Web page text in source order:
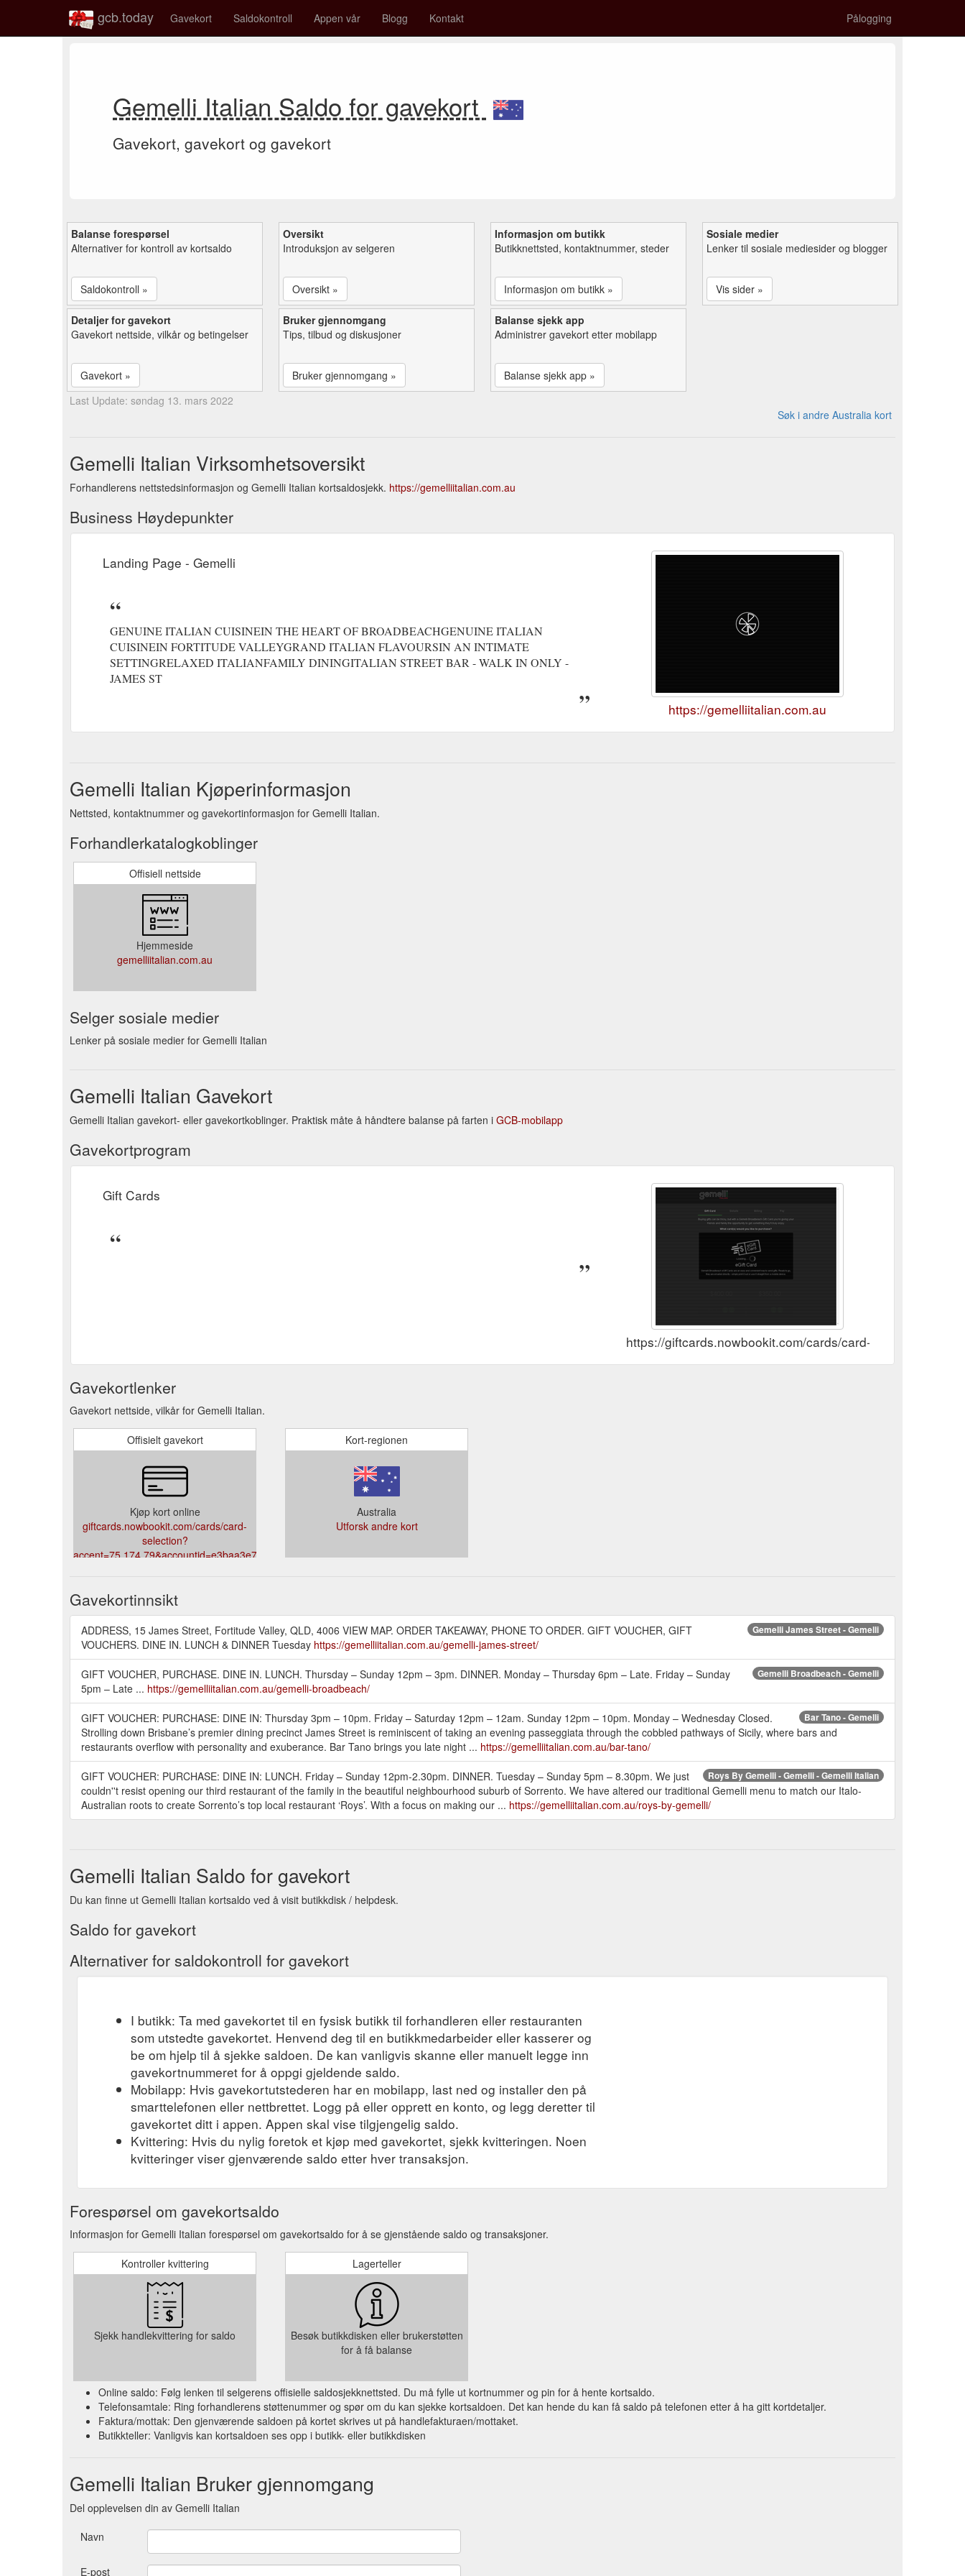
gcb.today Gavekort Saldokontroll Appen vår Blogg Kontakt Pålogging
Gemelli Italian Saldo for gavekort
Gavekort, gavekort og gavekort
Balanse forespørsel
Alternativer for kontroll av kortsaldo
Saldokontroll »
Oversikt
Introduksjon av selgeren
Oversikt »
Informasjon om butikk
Butikknettsted, kontaktnummer, steder
Informasjon om butikk »
Sosiale medier
Lenker til sosiale mediesider og blogger
Vis sider »
Detaljer for gavekort
Gavekort nettside, vilkår og betingelser
Gavekort »
Bruker gjennomgang
Tips, tilbud og diskusjoner
Bruker gjennomgang »
Balanse sjekk app
Administrer gavekort etter mobilapp
Balanse sjekk app »
Last Update: søndag 13. mars 2022
Søk i andre Australia kort
Gemelli Italian Virksomhetsoversikt
Forhandlerens nettstedsinformasjon og Gemelli Italian kortsaldosjekk. https://gemelliitalian.com.au
Business Høydepunkter
Landing Page - Gemelli
GENUINE ITALIAN CUISINEIN THE HEART OF BROADBEACHGENUINE ITALIAN
CUISINEIN FORTITUDE VALLEYGRAND ITALIAN FLAVOURSIN AN INTIMATE
SETTINGRELAXED ITALIANFAMILY DININGITALIAN STREET BAR - WALK IN ONLY -
JAMES ST
https://gemelliitalian.com.au
Gemelli Italian Kjøperinformasjon
Nettsted, kontaktnummer og gavekortinformasjon for Gemelli Italian.
Forhandlerkatalogkoblinger
Offisiell nettside
Hjemmeside
gemelliitalian.com.au
Selger sosiale medier
Lenker på sosiale medier for Gemelli Italian
Gemelli Italian Gavekort
Gemelli Italian gavekort- eller gavekortkoblinger. Praktisk måte å håndtere balanse på farten i GCB-mobilapp
Gavekortprogram
Gift Cards
https://giftcards.nowbookit.com/cards/card-
Gavekortlenker
Gavekort nettside, vilkår for Gemelli Italian.
Offisielt gavekort
Kjøp kort online
giftcards.nowbookit.com/cards/card-
selection?
accent=75,174,79&accountid=e3baa3e7-
Kort-regionen
Australia
Utforsk andre kort
Gavekortinnsikt
Gemelli James Street - Gemelli
ADDRESS, 15 James Street, Fortitude Valley, QLD, 4006 VIEW MAP. ORDER TAKEAWAY, PHONE TO ORDER. GIFT VOUCHER, GIFT
VOUCHERS. DINE IN. LUNCH & DINNER Tuesday https://gemelliitalian.com.au/gemelli-james-street/
Gemelli Broadbeach - Gemelli
GIFT VOUCHER, PURCHASE. DINE IN. LUNCH. Thursday – Sunday 12pm – 3pm. DINNER. Monday – Thursday 6pm – Late. Friday – Sunday
5pm – Late ... https://gemelliitalian.com.au/gemelli-broadbeach/
Bar Tano - Gemelli
GIFT VOUCHER: PURCHASE: DINE IN: Thursday 3pm – 10pm. Friday – Saturday 12pm – 12am. Sunday 12pm – 10pm. Monday – Wednesday Closed.
Strolling down Brisbane’s premier dining precinct James Street is reminiscent of taking an evening passeggiata through the cobbled pathways of Sicily, where bars and
restaurants overflow with personality and exuberance. Bar Tano brings you late night ... https://gemelliitalian.com.au/bar-tano/
Roys By Gemelli - Gemelli - Gemelli Italian
GIFT VOUCHER: PURCHASE: DINE IN: LUNCH. Friday – Sunday 12pm-2.30pm. DINNER. Tuesday – Sunday 5pm – 8.30pm. We just
couldn''t resist opening our third restaurant of the family in the beautiful neighbourhood suburb of Sorrento. We have altered our traditional Gemelli menu to match our Italo-
Australian roots to create Sorrento’s top local restaurant ‘Roys’. With a focus on making our ... https://gemelliitalian.com.au/roys-by-gemelli/
Gemelli Italian Saldo for gavekort
Du kan finne ut Gemelli Italian kortsaldo ved å visit butikkdisk / helpdesk.
Saldo for gavekort
Alternativer for saldokontroll for gavekort
I butikk: Ta med gavekortet til en fysisk butikk til forhandleren eller restauranten
som utstedte gavekortet. Henvend deg til en butikkmedarbeider eller kasserer og
be om hjelp til å sjekke saldoen. De kan vanligvis skanne eller manuelt legge inn
gavekortnummeret for å oppgi gjeldende saldo.
Mobilapp: Hvis gavekortutstederen har en mobilapp, last ned og installer den på
smarttelefonen eller nettbrettet. Logg på eller opprett en konto, og legg deretter til
gavekortet ditt i appen. Appen skal vise tilgjengelig saldo.
Kvittering: Hvis du nylig foretok et kjøp med gavekortet, sjekk kvitteringen. Noen
kvitteringer viser gjenværende saldo etter hver transaksjon.
Forespørsel om gavekortsaldo
Informasjon for Gemelli Italian forespørsel om gavekortsaldo for å se gjenstående saldo og transaksjoner.
Kontroller kvittering
Sjekk handlekvittering for saldo
Lagerteller
Besøk butikkdisken eller brukerstøtten
for å få balanse
Online saldo: Følg lenken til selgerens offisielle saldosjekknettsted. Du må fylle ut kortnummer og pin for å hente kortsaldo.
Telefonsamtale: Ring forhandlerens støttenummer og spør om du kan sjekke kortsaldoen. Det kan hende du kan få saldo på telefonen etter å ha gitt kortdetaljer.
Faktura/mottak: Den gjenværende saldoen på kortet skrives ut på handlefakturaen/mottaket.
Butikkteller: Vanligvis kan kortsaldoen ses opp i butikk- eller butikkdisken
Gemelli Italian Bruker gjennomgang
Del opplevelsen din av Gemelli Italian
Navn
E-post